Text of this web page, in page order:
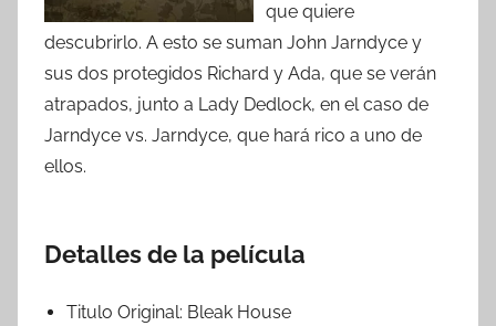
que quiere
descubrirlo. A esto se suman John Jarndyce y
sus dos protegidos Richard y Ada, que se verán
atrapados, junto a Lady Dedlock, en el caso de
Jarndyce vs. Jarndyce, que hará rico a uno de
ellos.
Detalles de la película
Titulo Original: Bleak House